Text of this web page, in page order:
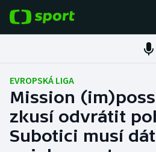
Fotbal
Hokej
Tenis
EVROPSKÁ LIGA
Mission
zkusí odvrátit
Subotici musí